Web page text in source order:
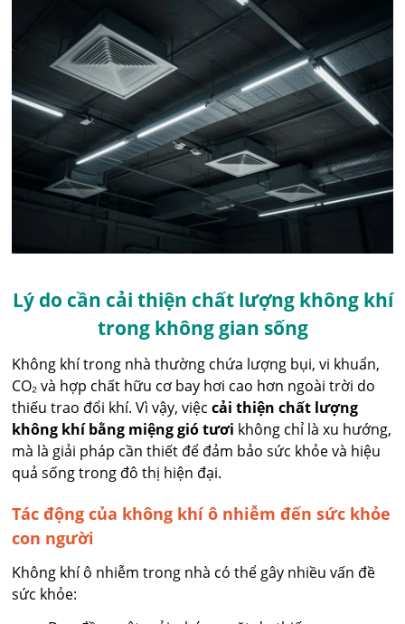
Lý do cần cải thiện chất lượng không khí
trong không gian sống
Không khí trong nhà thường chứa lượng bụi, vi khuẩn,
CO₂ và hợp chất hữu cơ bay hơi cao hơn ngoài trời do
thiếu trao đổi khí. Vì vậy, việccải thiện chất lượng
không khí bằng miệng gió tươi không chỉ là xu hướng,
mà là giải pháp cần thiết để đảm bảo sức khỏe và hiệu
quả sống trong đô thị hiện đại.
Tác động của không khí ô nhiễm đến sức khỏe
con người
Không khí ô nhiễm trong nhà có thể gây nhiều vấn đề
sức khỏe: